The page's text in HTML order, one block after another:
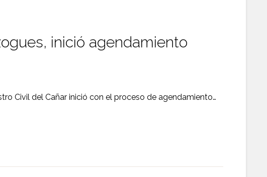
inició agendamiento
Civil del Cañar inició con el proceso de agendamiento…